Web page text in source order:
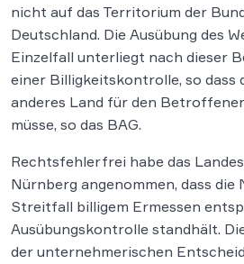
nicht auf das Territorium der
Deutschland. Die Ausübung des
Einzelfall unterliegt nach dieser
einer Billigkeitskontrolle, so dass
anderes Land für den
müsse, so das BAG.
Rechtsfehlerfrei habe das
Nürnberg angenommen, dass die
Streitfall billigem Ermessen
Ausübungskontrolle standhält.
der unternehmerischen